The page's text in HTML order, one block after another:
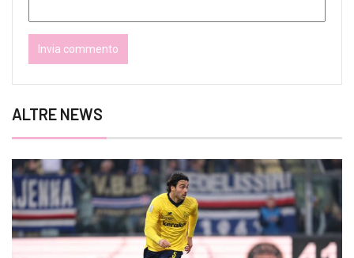
ALTRE NEWS